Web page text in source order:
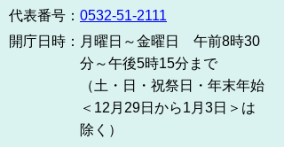
代表番号： 0532-51-2111
開庁日時： 月曜日～金曜日 午前8時30
分～午後5時15分まで
（土・日・祝祭日・年末年始
＜12月29日から1月3日＞は
除く）